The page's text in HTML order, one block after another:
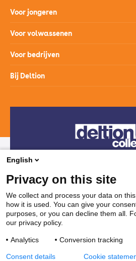
Voor jongeren
Opleidingen
Open dagen
Studiekeuzehulp
Hoe werkt het mbo
Voor decanen
Voor volwassenen
Opleidingen
Loopbaanontwikkeling
SprintLyceum
Voor bedrijven
Opleidingen
Branches
Subsidies voor bedrijven
Bedrijvenloket en accountmanagers
Bij Deltion
Route
038 850 30
Mail contact
English
Privacy on this site
We collect and process your data on
how it is used. You can give your
purposes, or you can decline them all.
our privacy policy.
Analytics Conversion tracking
Consent details Cookie